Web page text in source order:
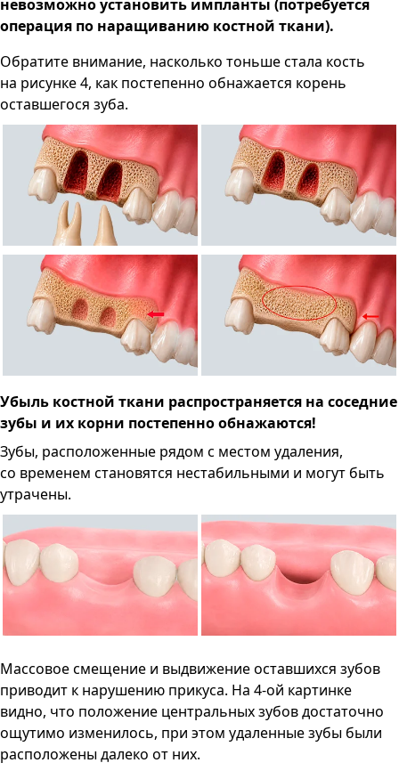
невозможно установить импланты (потребуется
операция по наращиванию костной ткани).
Обратите внимание, насколько тоньше стала кость
на рисунке 4, как постепенно обнажается корень
оставшегося зуба.
Убыль костной ткани распространяется на соседние
зубы и их корни постепенно обнажаются!
Зубы, расположенные рядом с местом удаления,
со временем становятся нестабильными и могут быть
утрачены.
Массовое смещение и выдвижение оставшихся зубов
приводит к нарушению прикуса. На 4-ой картинке
видно, что положение центральных зубов достаточно
ощутимо изменилось, при этом удаленные зубы были
расположены далеко от них.